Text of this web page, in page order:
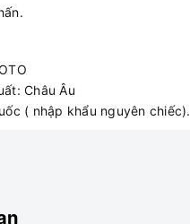
Châu Âu
( nhập khẩu nguyên chiếc).